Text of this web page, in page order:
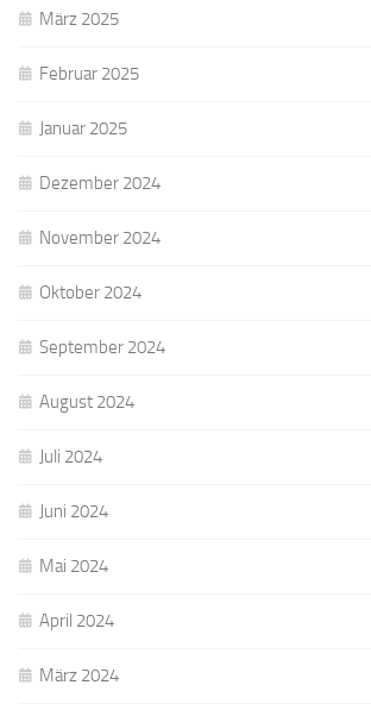
März 2025
Februar 2025
Januar 2025
Dezember 2024
November 2024
Oktober 2024
September 2024
August 2024
Juli 2024
Juni 2024
Mai 2024
April 2024
März 2024